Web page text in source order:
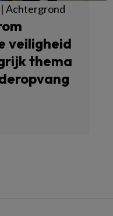
Achtergrond
veiligheid
thema